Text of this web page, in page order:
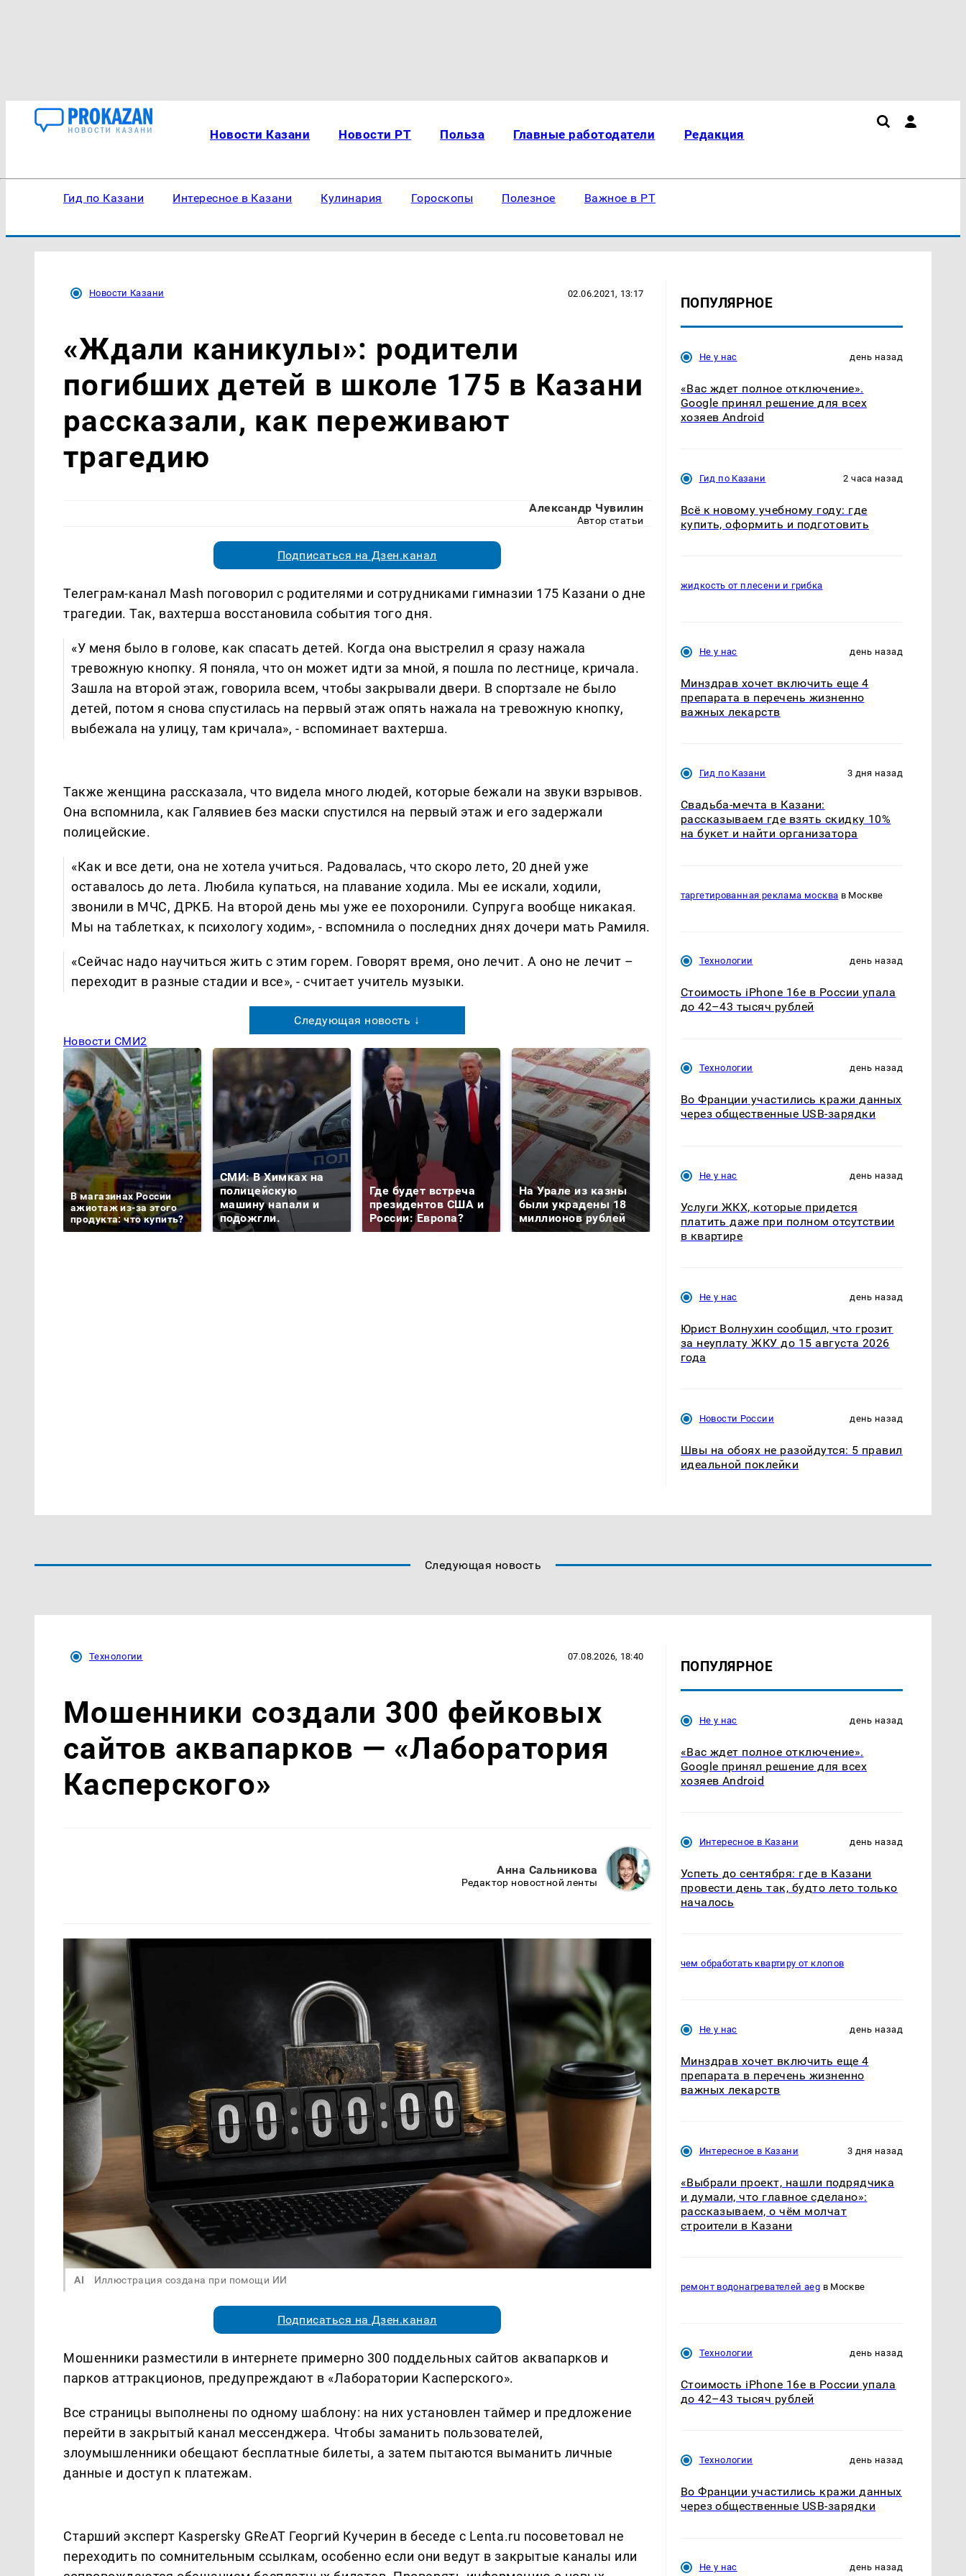
Новости Казани Новости РТ Польза Главные работодатели Редакция
Гид по Казани Интересное в Казани Кулинария Гороскопы Полезное Важное в РТ
Новости Казани 02.06.2021, 13:17
«Ждали каникулы»: родители
погибших детей в школе 175 в Казани
рассказали, как переживают
трагедию
Александр Чувилин
Автор статьи
Подписаться на Дзен.канал
Телеграм-канал Mash поговорил с родителями и сотрудниками гимназии 175 Казани о дне
трагедии. Так, вахтерша восстановила события того дня.
«У меня было в голове, как спасать детей. Когда она выстрелил я сразу нажала
тревожную кнопку. Я поняла, что он может идти за мной, я пошла по лестнице, кричала.
Зашла на второй этаж, говорила всем, чтобы закрывали двери. В спортзале не было
детей, потом я снова спустилась на первый этаж опять нажала на тревожную кнопку,
выбежала на улицу, там кричала», - вспоминает вахтерша.
Также женщина рассказала, что видела много людей, которые бежали на звуки взрывов.
Она вспомнила, как Галявиев без маски спустился на первый этаж и его задержали
полицейские.
«Как и все дети, она не хотела учиться. Радовалась, что скоро лето, 20 дней уже
оставалось до лета. Любила купаться, на плавание ходила. Мы ее искали, ходили,
звонили в МЧС, ДРКБ. На второй день мы уже ее похоронили. Супруга вообще никакая.
Мы на таблетках, к психологу ходим», - вспомнила о последних днях дочери мать Рамиля.
«Сейчас надо научиться жить с этим горем. Говорят время, оно лечит. А оно не лечит –
переходит в разные стадии и все», - считает учитель музыки.
Следующая новость ↓
Новости СМИ2
В магазинах России
ажиотаж из-за этого
продукта: что купить?
СМИ: В Химках на
полицейскую
машину напали и
подожгли.
Где будет встреча
президентов США и
России: Европа?
На Урале из казны
были украдены 18
миллионов рублей
крушение вертолета на
Кавказе: смотреть
никто не ждал: как
так?!
ПОПУЛЯРНОЕ
Не у нас день назад
«Вас ждет полное отключение».
Google принял решение для всех
хозяев Android
Гид по Казани 2 часа назад
Всё к новому учебному году: где
купить, оформить и подготовить
жидкость от плесени и грибка
Не у нас день назад
Минздрав хочет включить еще 4
препарата в перечень жизненно
важных лекарств
Гид по Казани 3 дня назад
Свадьба-мечта в Казани:
рассказываем где взять скидку 10%
на букет и найти организатора
таргетированная реклама москва в Москве
Технологии день назад
Стоимость iPhone 16e в России упала
до 42–43 тысяч рублей
Технологии день назад
Во Франции участились кражи данных
через общественные USB-зарядки
Не у нас день назад
Услуги ЖКХ, которые придется
платить даже при полном отсутствии
в квартире
Не у нас день назад
Юрист Волнухин сообщил, что грозит
за неуплату ЖКУ до 15 августа 2026
года
Новости России день назад
Швы на обоях не разойдутся: 5 правил
идеальной поклейки
Следующая новость
Технологии 07.08.2026, 18:40
Мошенники создали 300 фейковых
сайтов аквапарков — «Лаборатория
Касперского»
Анна Сальникова
Редактор новостной ленты
AI Иллюстрация создана при помощи ИИ
Подписаться на Дзен.канал
Мошенники разместили в интернете примерно 300 поддельных сайтов аквапарков и
парков аттракционов, предупреждают в «Лаборатории Касперского».
Все страницы выполнены по одному шаблону: на них установлен таймер и предложение
перейти в закрытый канал мессенджера. Чтобы заманить пользователей,
злоумышленники обещают бесплатные билеты, а затем пытаются выманить личные
данные и доступ к платежам.
Старший эксперт Kaspersky GReAT Георгий Кучерин в беседе с Lenta.ru посоветовал не
переходить по сомнительным ссылкам, особенно если они ведут в закрытые каналы или
ПОПУЛЯРНОЕ
Не у нас день назад
«Вас ждет полное отключение».
Google принял решение для всех
хозяев Android
Интересное в Казани день назад
Успеть до сентября: где в Казани
провести день так, будто лето только
началось
чем обработать квартиру от клопов
Не у нас день назад
Минздрав хочет включить еще 4
препарата в перечень жизненно
важных лекарств
Интересное в Казани 3 дня назад
«Выбрали проект, нашли подрядчика
и думали, что главное сделано»:
рассказываем, о чём молчат
строители в Казани
ремонт водонагревателей aeg в Москве
Технологии день назад
Стоимость iPhone 16e в России упала
до 42–43 тысяч рублей
Технологии день назад
Во Франции участились кражи данных
через общественные USB-зарядки
Не у нас день назад